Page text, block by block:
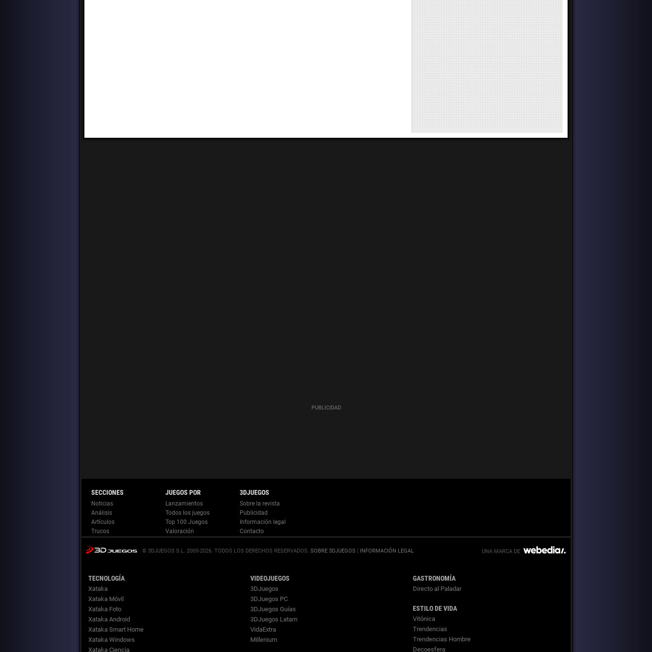
Noticias
Análisis
Artículos
Trucos
Lanzamientos
Todos los juegos
Top 100 Juegos
Valoración
Información legal
© 3DJUEGOS S.L. 2005-2026. . SOBRE 3DJUEGOS | INFORMACIÓN LEGAL
TECNOLOGÍA
Xataka
Xataka Móvil
Xataka Foto
Xataka Android
Xataka Smart Home
Xataka Windows
Xataka Ciencia
VIDEOJUEGOS
3DJuegos
3DJuegos PC
3DJuegos Guías
3DJuegos Latam
VidaExtra
Millenium
GASTRONOMÍA
Directo al Paladar
ESTILO DE VIDA
Vitónica
Trendencias
Trendencias Hombre
Decoesfera